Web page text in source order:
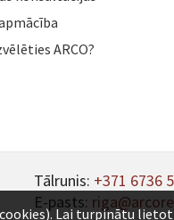
ARCO?
Tālrunis: +371 6736
E-pasts:
Lai turpinātu